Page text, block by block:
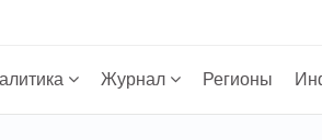
Журнал Регионы